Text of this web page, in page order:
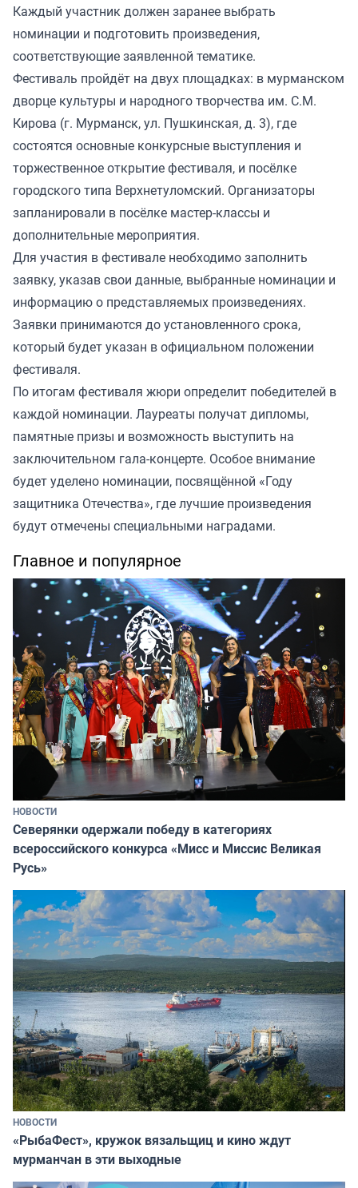
Каждый участник должен заранее выбрать
номинации и подготовить произведения,
соответствующие заявленной тематике.
Фестиваль пройдёт на двух площадках: в мурманском
дворце культуры и народного творчества им. С.М.
Кирова (г. Мурманск, ул. Пушкинская, д. 3), где
состоятся основные конкурсные выступления и
торжественное открытие фестиваля, и посёлке
городского типа Верхнетуломский. Организаторы
запланировали в посёлке мастер-классы и
дополнительные мероприятия.
Для участия в фестивале необходимо заполнить
заявку, указав свои данные, выбранные номинации и
информацию о представляемых произведениях.
Заявки принимаются до установленного срока,
который будет указан в официальном положении
фестиваля.
По итогам фестиваля жюри определит победителей в
каждой номинации. Лауреаты получат дипломы,
памятные призы и возможность выступить на
заключительном гала-концерте. Особое внимание
будет уделено номинации, посвящённой «Году
защитника Отечества», где лучшие произведения
будут отмечены специальными наградами.
Главное и популярное
НОВОСТИ
Северянки одержали победу в категориях
всероссийского конкурса «Мисс и Миссис Великая
Русь»
НОВОСТИ
«РыбаФест», кружок вязальщиц и кино ждут
мурманчан в эти выходные